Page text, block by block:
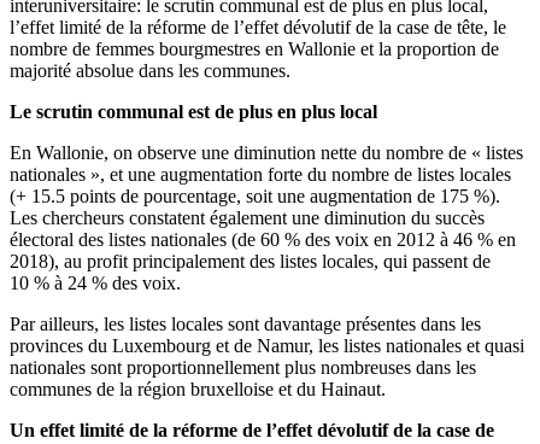
interuniversitaire: le scrutin communal est de plus en plus local,
l’effet limité de la réforme de l’effet dévolutif de la case de tête, le
nombre de femmes bourgmestres en Wallonie et la proportion de
majorité absolue dans les communes.
Le scrutin communal est de plus en plus local
En Wallonie, on observe une diminution nette du nombre de « listes
nationales », et une augmentation forte du nombre de listes locales
(+ 15.5 points de pourcentage, soit une augmentation de 175 %).
Les chercheurs constatent également une diminution du succès
électoral des listes nationales (de 60 % des voix en 2012 à 46 % en
2018), au profit principalement des listes locales, qui passent de
10 % à 24 % des voix.
Par ailleurs, les listes locales sont davantage présentes dans les
provinces du Luxembourg et de Namur, les listes nationales et quasi
nationales sont proportionnellement plus nombreuses dans les
communes de la région bruxelloise et du Hainaut.
Un effet limité de la réforme de l’effet dévolutif de la case de